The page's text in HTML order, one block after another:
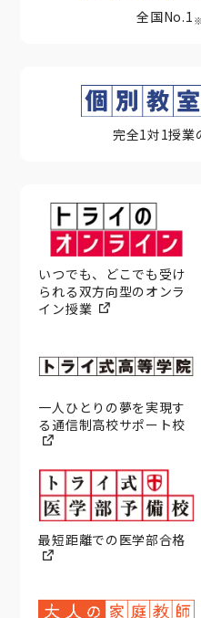
全国No.1 ※
完全1対1授業
いつでも、どこでも受け
られる双方向型のオンラ
イン授業
一人ひとりの夢を実現す
る通信制高校サポート校
最短距離での医学部合格